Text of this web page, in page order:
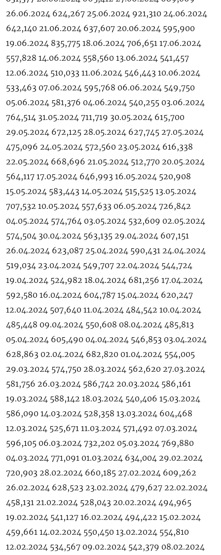
26.06.2024 624,267 25.06.2024 921,310 24.06.2024
642,140 21.06.2024 637,607 20.06.2024 595,900
19.06.2024 835,775 18.06.2024 706,651 17.06.2024
557,828 14.06.2024 558,560 13.06.2024 541,457
12.06.2024 510,033 11.06.2024 546,443 10.06.2024
533,463 07.06.2024 595,768 06.06.2024 549,750
05.06.2024 581,376 04.06.2024 540,255 03.06.2024
764,514 31.05.2024 711,719 30.05.2024 615,700
29.05.2024 672,125 28.05.2024 627,745 27.05.2024
475,096 24.05.2024 572,560 23.05.2024 616,338
22.05.2024 668,696 21.05.2024 512,770 20.05.2024
564,117 17.05.2024 646,993 16.05.2024 520,908
15.05.2024 583,443 14.05.2024 515,525 13.05.2024
707,532 10.05.2024 557,633 06.05.2024 726,842
04.05.2024 574,764 03.05.2024 532,609 02.05.2024
574,504 30.04.2024 563,135 29.04.2024 607,151
26.04.2024 623,087 25.04.2024 590,431 24.04.2024
519,034 23.04.2024 549,707 22.04.2024 544,724
19.04.2024 524,982 18.04.2024 681,256 17.04.2024
592,580 16.04.2024 604,787 15.04.2024 620,247
12.04.2024 507,640 11.04.2024 484,542 10.04.2024
485,448 09.04.2024 550,608 08.04.2024 485,813
05.04.2024 605,490 04.04.2024 546,853 03.04.2024
628,863 02.04.2024 682,820 01.04.2024 554,005
29.03.2024 574,750 28.03.2024 562,620 27.03.2024
581,756 26.03.2024 586,742 20.03.2024 586,161
19.03.2024 588,142 18.03.2024 540,406 15.03.2024
586,090 14.03.2024 528,358 13.03.2024 604,468
12.03.2024 525,671 11.03.2024 571,492 07.03.2024
596,105 06.03.2024 732,202 05.03.2024 769,880
04.03.2024 771,091 01.03.2024 634,004 29.02.2024
720,903 28.02.2024 660,185 27.02.2024 609,262
26.02.2024 628,523 23.02.2024 479,627 22.02.2024
458,131 21.02.2024 528,043 20.02.2024 494,965
19.02.2024 541,127 16.02.2024 494,422 15.02.2024
459,661 14.02.2024 550,450 13.02.2024 554,810
12.02.2024 534,567 09.02.2024 542,379 08.02.2024